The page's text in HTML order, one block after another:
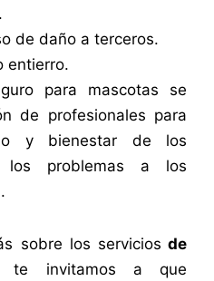
de daño a terceros.
entierro.
para mascotas se
de profesionales para
y bienestar de los
los problemas a los
sobre los servicios de
te invitamos a que